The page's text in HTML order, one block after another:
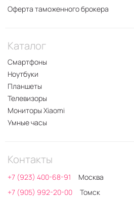
Оферта таможенного брокера
Каталог
Смартфоны
Ноутбуки
Планшеты
Телевизоры
Мониторы Xiaomi
Умные часы
Контакты
+7 (923) 400-68-91
Москва
+7 (905) 992-20-00
Томск